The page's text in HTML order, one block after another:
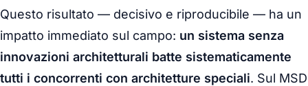
Questo risultato — decisivo e riproducibile — ha un
impatto immediato sul campo: un sistema senza
innovazioni architetturali batte sistematicamente
tutti i concorrenti con architetture speciali. Sul MSD